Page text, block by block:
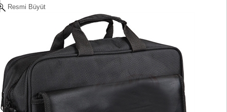
Resmi Büyüt